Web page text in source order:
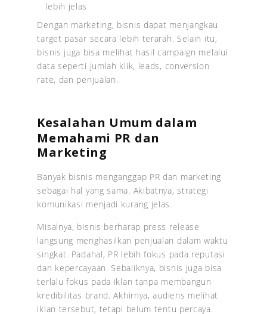
lebih jelas
Dengan marketing, bisnis dapat menjangkau
target pasar secara lebih terarah. Selain itu,
bisnis juga bisa melihat hasil campaign melalui
data seperti jumlah klik, leads, conversion
rate, dan penjualan.
Kesalahan Umum dalam
Memahami PR dan
Marketing
Banyak bisnis menganggap PR dan marketing
sebagai hal yang sama. Akibatnya, strategi
komunikasi menjadi kurang jelas.
Misalnya, bisnis berharap press release
langsung menghasilkan penjualan dalam waktu
singkat. Padahal, PR lebih fokus pada reputasi
dan kepercayaan. Sebaliknya, bisnis juga bisa
terlalu fokus pada iklan tanpa membangun
kredibilitas brand. Akhirnya, audiens melihat
iklan tersebut, tetapi belum tentu percaya.